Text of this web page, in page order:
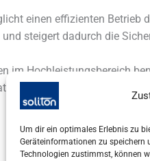
Um dir ein optimales Erlebnis zu
Geräteinformationen zu speichern
Technologien zustimmst, können
einen effizienten Betrieb
steigert dadurch die
im Hochleistungsbereich
macht es zu